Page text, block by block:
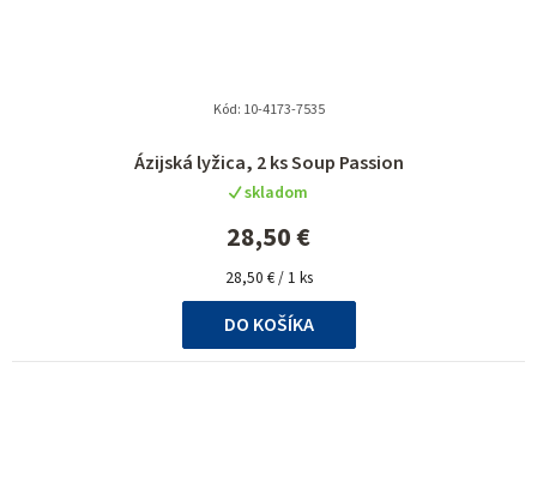
Ázijská lyžica, 2 ks Soup Passion
skladom
28,50 €
Jednotková
cena:
28,50 € / 1 ks
DO KOŠÍKA
Kód: 10-4173-7535